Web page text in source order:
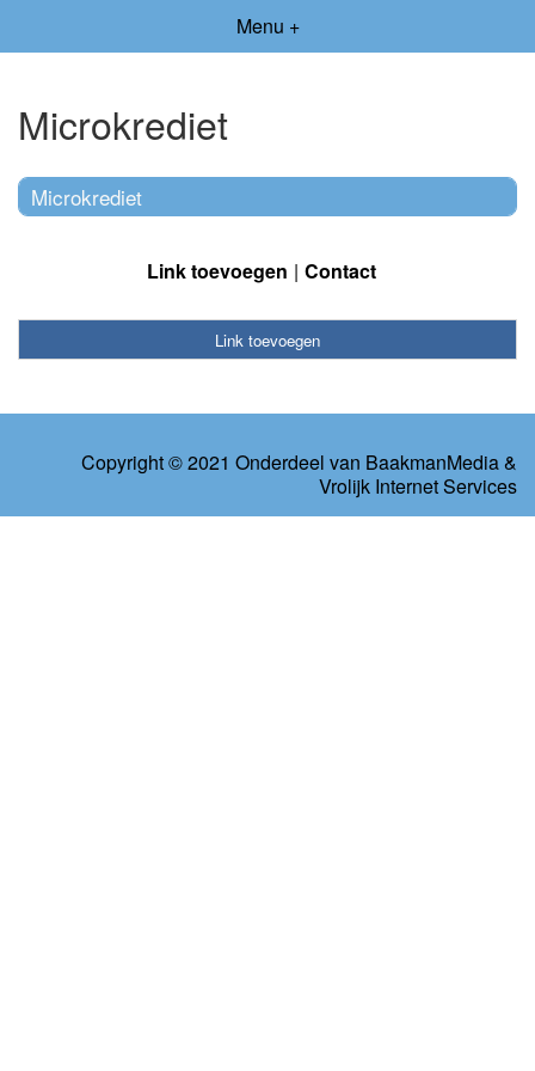
Menu +
Microkrediet
Microkrediet
Link toevoegen Contact
Link toevoegen
Copyright © 2021 Onderdeel van BaakmanMedia&
Vrolijk Internet Services